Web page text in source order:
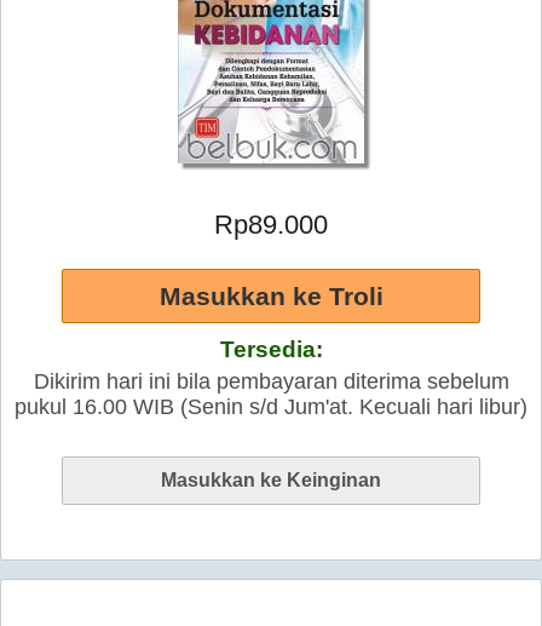
Rp89.000
Tersedia:
Dikirim hari ini bila pembayaran diterima sebelum
pukul 16.00 WIB (Senin s/d Jum'at. Kecuali hari libur)